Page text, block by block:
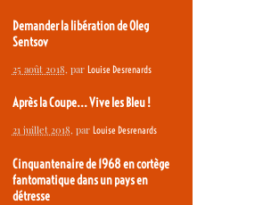
Demander la libération de Oleg
Sentsov
25 août 2018, par Louise Desrenards
Après la Coupe... Vive les Bleu !
21 juillet 2018, par Louise Desrenards
Cinquantenaire de 1968 en cortège
fantomatique dans un pays en
détresse